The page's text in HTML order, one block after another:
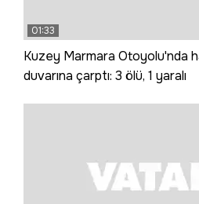
01:33
Kuzey Marmara Otoyolu'nda
duvarına çarptı: 3 ölü, 1 yaralı